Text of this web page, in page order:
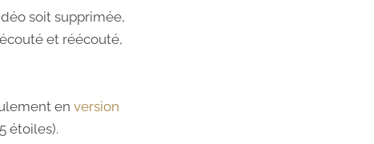
soit supprimée,
et réécouté,
en version
étoiles).